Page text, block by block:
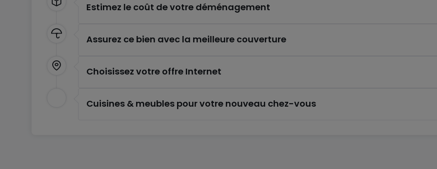
Estimez le coût de votre déménagement
Assurez ce bien avec la meilleure couverture
Choisissez votre offre Internet
Cuisines & meubles pour votre nouveau chez-vous